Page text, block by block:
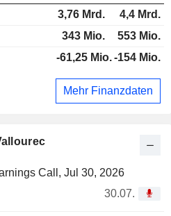
Call, Jul 30, 2026
30.07.
3,76 Mrd.
4,4 Mrd.
343 Mio.
553 Mio.
-61,25 Mio.-154 Mio.
Mehr Finanzdaten